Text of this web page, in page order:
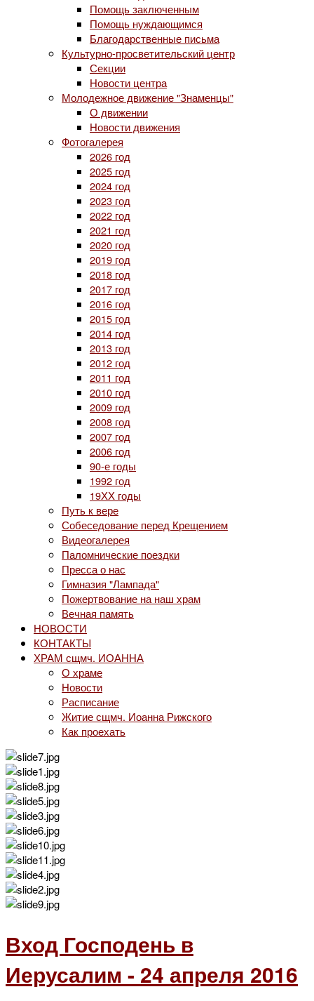
Помощь заключенным
Помощь нуждающимся
Благодарственные письма
Культурно-просветительский центр
Секции
Новости центра
Молодежное движение "Знаменцы"
О движении
Новости движения
Фотогалерея
2026 год
2025 год
2024 год
2023 год
2022 год
2021 год
2020 год
2019 год
2018 год
2017 год
2016 год
2015 год
2014 год
2013 год
2012 год
2011 год
2010 год
2009 год
2008 год
2007 год
2006 год
90-е годы
1992 год
19ХХ годы
Путь к вере
Собеседование перед Крещением
Видеогалерея
Паломнические поездки
Пресса о нас
Гимназия "Лампада"
Пожертвование на наш храм
Вечная память
НОВОСТИ
КОНТАКТЫ
ХРАМ сщмч. ИОАННА
О храме
Новости
Расписание
Житие сщмч. Иоанна Рижского
Как проехать
Вход Господень в
Иерусалим - 24 апреля 2016